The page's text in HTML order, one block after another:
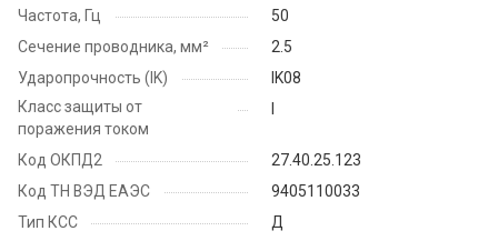
Частота, Гц
50
Сечение проводника, мм²
2.5
Ударопрочность (IK)
IK08
Класс защиты от
поражения током
Код ОКПД2
27.40.25.123
Код ТН ВЭД ЕАЭС
9405110033
Тип КСС
Д